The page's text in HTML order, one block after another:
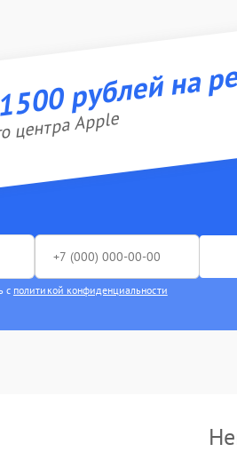
рублей на
центра Apple
с политикой конфиденциальности